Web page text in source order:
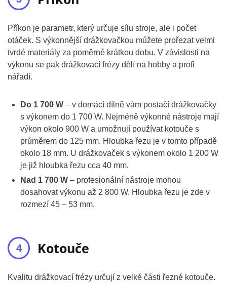
Příkon je parametr, který určuje sílu stroje, ale i počet
otáček. S výkonnější drážkovačkou můžete prořezat velmi
tvrdé materiály za poměrně krátkou dobu. V závislosti na
výkonu se pak drážkovací frézy dělí na hobby a profi
nářadí.
Do 1 700 W – v domácí dílně vám postačí drážkovačky
s výkonem do 1 700 W. Nejméně výkonné nástroje mají
výkon okolo 900 W a umožnují používat kotouče s
průměrem do 125 mm. Hloubka řezu je v tomto případě
okolo 18 mm. U drážkovaček s výkonem okolo 1 200 W
je již hloubka řezu cca 40 mm.
Nad 1 700 W – profesionální nástroje mohou
dosahovat výkonu až 2 800 W. Hloubka řezu je zde v
rozmezí 45 – 53 mm.
Kotouče
Kvalitu drážkovací frézy určují z velké části řezné kotouče.